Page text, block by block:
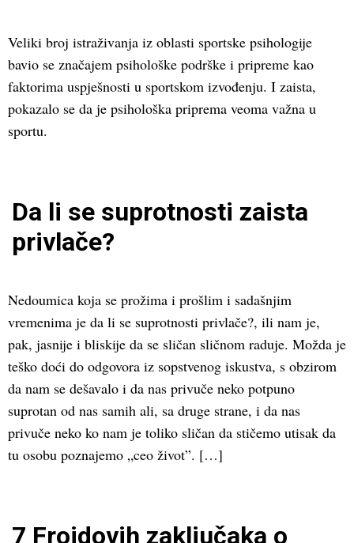
Veliki broj istraživanja iz oblasti sportske psihologije
bavio se značajem psihološke podrške i pripreme kao
faktorima uspješnosti u sportskom izvođenju. I zaista,
pokazalo se da je psihološka priprema veoma važna u
sportu.
Da li se suprotnosti zaista
privlače?
Nedoumica koja se prožima i prošlim i sadašnjim
vremenima je da li se suprotnosti privlače?, ili nam je,
pak, jasnije i bliskije da se sličan sličnom raduje. Možda je
teško doći do odgovora iz sopstvenog iskustva, s obzirom
da nam se dešavalo i da nas privuče neko potpuno
suprotan od nas samih ali, sa druge strane, i da nas
privuče neko ko nam je toliko sličan da stičemo utisak da
tu osobu poznajemo „ceo život”. […]
7 Frojdovih zaključaka o